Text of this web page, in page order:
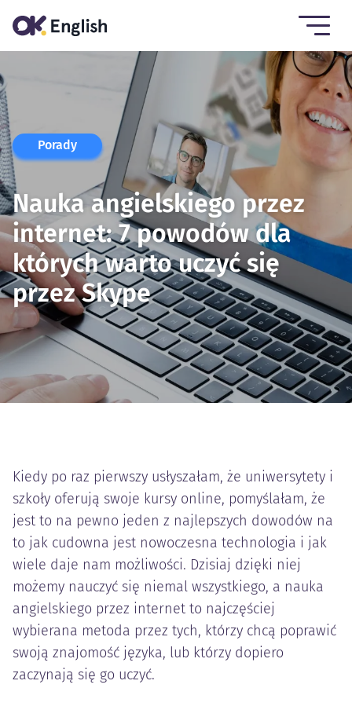
Porady
Nauka angielskiego przez
internet: 7 powodów dla
których warto uczyć się
przez Skype
Kiedy po raz pierwszy usłyszałam, że uniwersytety i
szkoły oferują swoje kursy online, pomyślałam, że
jest to na pewno jeden z najlepszych dowodów na
to jak cudowna jest nowoczesna technologia i jak
wiele daje nam możliwości. Dzisiaj dzięki niej
możemy nauczyć się niemal wszystkiego, a nauka
angielskiego przez internet to najczęściej
wybierana metoda przez tych, którzy chcą poprawić
swoją znajomość języka, lub którzy dopiero
zaczynają się go uczyć.